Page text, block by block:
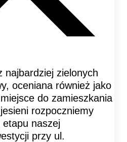
najbardziej zielonych
oceniana również jako
do zamieszkania
rozpoczniemy
naszej
przy ul.